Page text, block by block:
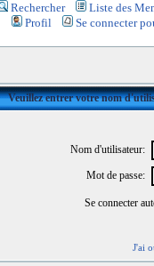
Rechercher
Liste des
Profil
Se connecter
Veuillez entrer votre nom
Nom d'utilisateur:
Mot de passe:
Se connecter
J'ai